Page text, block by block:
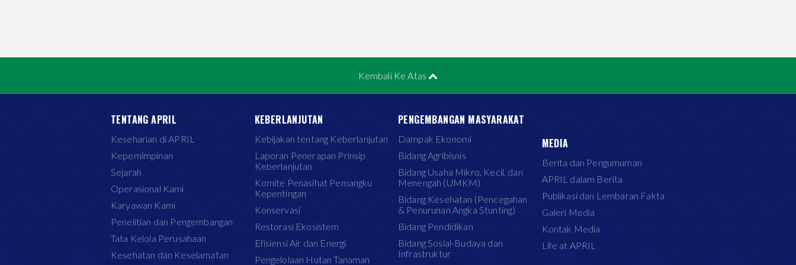
Kembali Ke Atas
TENTANG APRIL
Keseharian di APRIL
Kepemimpinan
Sejarah
Operasional Kami
Karyawan Kami
Penelitian dan Pengembangan
Tata Kelola Perusahaan
Kesehatan dan Keselamatan
KEBERLANJUTAN
Kebijakan tentang Keberlanjutan
Laporan Penerapan Prinsip
Keberlanjutan
Komite Penasihat Pemangku
Kepentingan
Konservasi
Restorasi Ekosistem
Efisiensi Air dan Energi
Pengelolaan Hutan Tanaman
PENGEMBANGAN MASYARAKAT
Dampak Ekonomi
Bidang Agribisnis
Bidang Usaha Mikro, Kecil, dan
Menengah (UMKM)
Bidang Kesehatan (Pencegahan
& Penurunan Angka Stunting)
Bidang Pendidikan
Bidang Sosial-Budaya dan
Infrastruktur
MEDIA
Berita dan Pengumuman
APRIL dalam Berita
Publikasi dan Lembaran Fakta
Galeri Media
Kontak Media
Life at APRIL